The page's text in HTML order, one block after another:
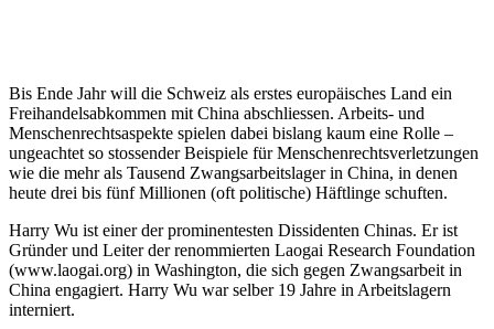
Bis Ende Jahr will die Schweiz als erstes europäisches Land ein
Freihandelsabkommen mit China abschliessen. Arbeits- und
Menschenrechtsaspekte spielen dabei bislang kaum eine Rolle –
ungeachtet so stossender Beispiele für Menschenrechtsverletzungen
wie die mehr als Tausend Zwangsarbeitslager in China, in denen
heute drei bis fünf Millionen (oft politische) Häftlinge schuften.
Harry Wu ist einer der prominentesten Dissidenten Chinas. Er ist
Gründer und Leiter der renommierten Laogai Research Foundation
(www.laogai.org) in Washington, die sich gegen Zwangsarbeit in
China engagiert. Harry Wu war selber 19 Jahre in Arbeitslagern
interniert.